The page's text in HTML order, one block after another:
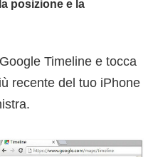
posizione e la
Timeline e tocca
recente del tuo iPhone